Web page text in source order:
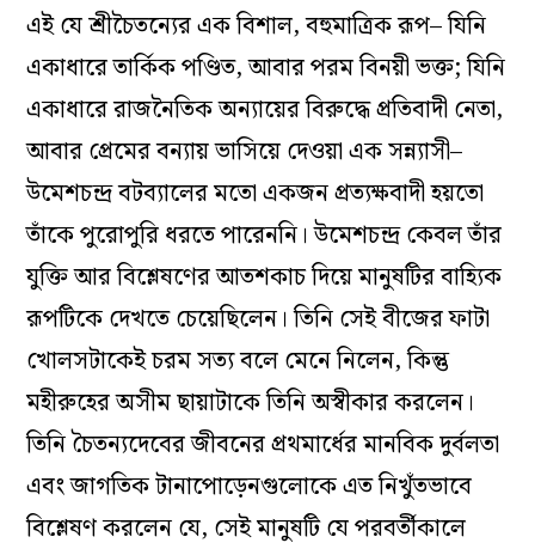
গজপতি প্রতাপরুদ্র দেবকে যেভাবে ভক্তির বন্ধনে
আবদ্ধ করেছিলেন, তা কোনও সাধারণ সন্ন্যাসীর পক্ষে
সম্ভব ছিল না। তিনি বাংলার সীমানা ছাড়িয়ে ওড়িশা,
আসাম এবং সুদূর মণিপুর পর্যন্ত তাঁর এই প্রেমধর্মের
প্লাবন বইয়ে দিয়েছিলেন।
যামিনী রায়ের ছবিতে গীতবাদ্য সহযোগে চৈতন্যের নৃত্য
এই যে শ্রীচৈতন্যের এক বিশাল, বহুমাত্রিক রূপ– যিনি
একাধারে তার্কিক পণ্ডিত, আবার পরম বিনয়ী ভক্ত; যিনি
একাধারে রাজনৈতিক অন্যায়ের বিরুদ্ধে প্রতিবাদী নেতা,
আবার প্রেমের বন্যায় ভাসিয়ে দেওয়া এক সন্ন্যাসী–
উমেশচন্দ্র বটব্যালের মতো একজন প্রত্যক্ষবাদী হয়তো